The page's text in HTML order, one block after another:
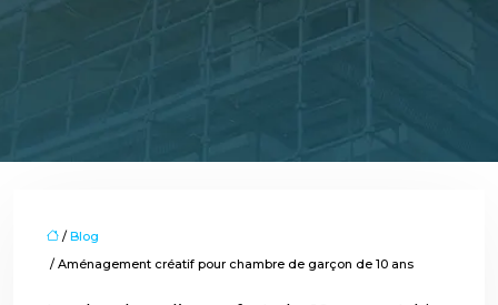
/ Blog
/ Aménagement créatif pour chambre de garçon de 10 ans